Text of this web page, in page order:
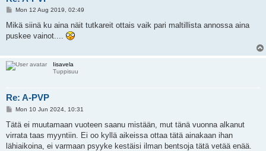
P
s
Mon 12 Aug 2019, 02:49
Mikä siinä ku aina näit tutkareit ottais vaik pari maltillista annossa aina
puskee vainot....
Iisavela
Tuppisuu
Re: A-PVP
P
s
Mon 10 Jun 2024, 10:31
Tätä ei muutamaan vuoteen saanu mistään, mut tänä vuonna alkanut
virrata taas myyntiin. Ei oo kyllä aikeissa ottaa tätä ainakaan ihan
lähiaikoina, ei varmaan psyyke kestäisi ilman bentsoja tätä vetää enää.